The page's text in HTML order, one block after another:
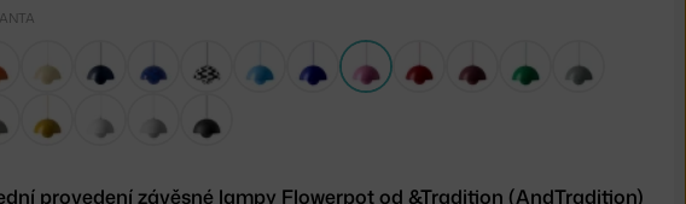
provedení závěsné lampy Flowerpot od &Tradition (AndTradition)